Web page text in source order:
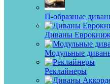
П-образные
Диваны
Модульные
Реклайнеры